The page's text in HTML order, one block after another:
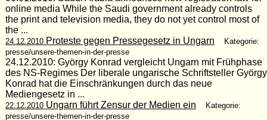
online media While the Saudi government already controls
the print and television media, they do not yet control most of
the ...
24.12.2010Proteste gegen Pressegesetz in Ungarn
Kategorie:
presse/unsere-themen-in-der-presse
24.12.2010: György Konrad vergleicht Ungarn mit Frühphase
des NS-Regimes Der liberale ungarische Schriftsteller György
Konrad hat die Einschränkungen durch das neue
Mediengesetz in ...
22.12.2010Ungarn führt Zensur der Medien ein
Kategorie:
presse/unsere-themen-in-der-presse